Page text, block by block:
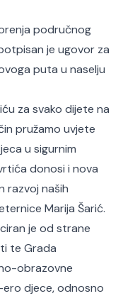
područnog
je ugovor za
puta u naselju
za svako dijete na
pružamo uvjete
u sigurnim
donosi i nova
razvoj naših
Marija Šarić.
je od strane
te Grada
obrazovne
djece, odnosno